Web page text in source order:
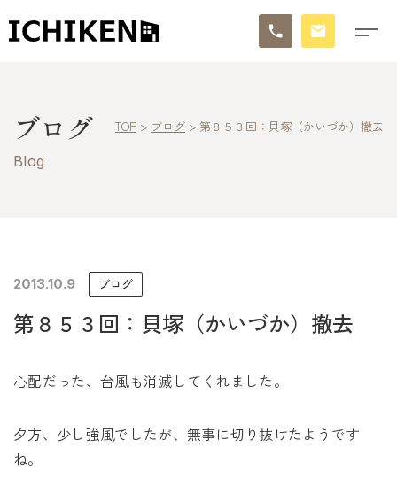
ブログ
イチケンの家づくり
モデルハウス
会社情報
ブログ
Blog
TOP > ブログ > 第８５３回：貝塚（かいづか）撤去
2013.10.9 ブログ
第８５３回：貝塚（かいづか）撤去
心配だった、台風も消滅してくれました。
夕方、少し強風でしたが、無事に切り抜けたようです
ね。